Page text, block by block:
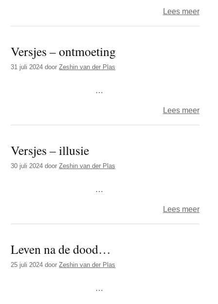
Lees meerover
Versjes – ontmoeting
31 juli 2024 doorZeshin van der Plas
…
Lees meerover
Versjes – illusie
30 juli 2024 doorZeshin van der Plas
…
Lees meerover
Leven na de dood…
25 juli 2024 doorZeshin van der Plas
…